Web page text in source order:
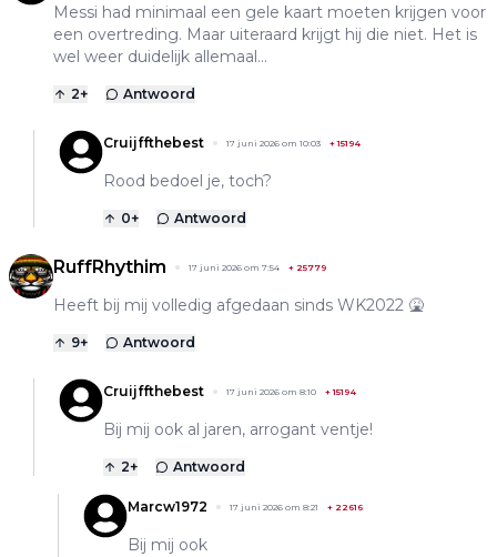
Messi had minimaal een gele kaart moeten krijgen voor
een overtreding. Maar uiteraard krijgt hij die niet. Het is
wel weer duidelijk allemaal...
2+ Antwoord
Cruijffthebest 17 juni 2026 om 10:03 +15194
Rood bedoel je, toch?
0+ Antwoord
RuffRhythim 17 juni 2026 om 7:54 + 25779
Heeft bij mij volledig afgedaan sinds WK2022 🤮
9+ Antwoord
Cruijffthebest 17 juni 2026 om 8:10 +15194
Bij mij ook al jaren, arrogant ventje!
2+ Antwoord
Marcw1972 17 juni 2026 om 8:21 + 22616
Bij mij ook